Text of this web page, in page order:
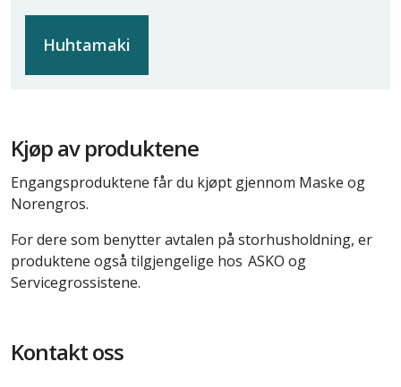
Huhtamaki
Kjøp av produktene
Engangsproduktene får du kjøpt gjennom Maske og
Norengros.
For dere som benytter avtalen på storhusholdning, er
produktene også tilgjengelige hos ASKO og
Servicegrossistene.
Kontakt oss